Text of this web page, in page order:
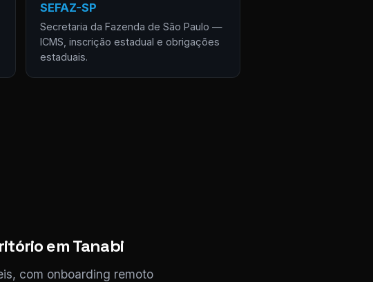
SEFAZ-SP
Secretaria da Fazenda de São Paulo —
ICMS, inscrição estadual e obrigações
estaduais.
em Tanabi
com onboarding remoto